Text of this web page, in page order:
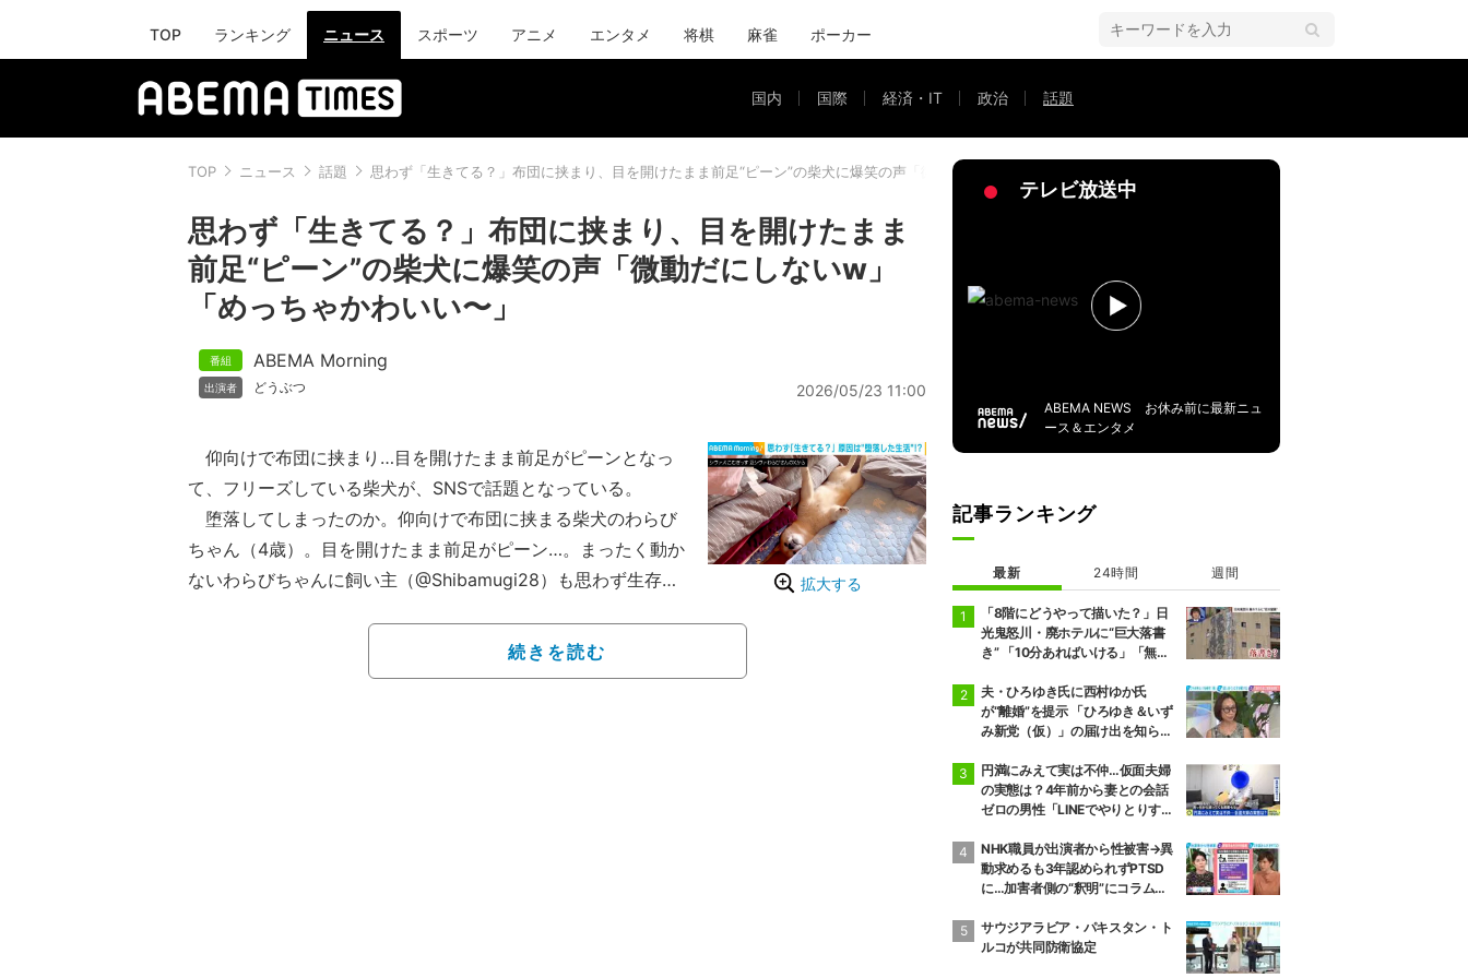
TOP ランキング ニュース スポーツ アニメ エンタメ 将棋 麻雀 ポーカー
国内 国際 経済・IT 政治 話題
TOP ニュース 話題 思わず「生きてる？」布団に挟まり、目を開けたまま前足“ピーン”の柴犬に爆笑の声「微動だにしないw」「めっちゃかわいい〜」
思わず「生きてる？」布団に挟まり、目を開けたまま
前足“ピーン”の柴犬に爆笑の声「微動だにしないw」
「めっちゃかわいい〜」
ABEMA Morning
どうぶつ 2026/05/23 11:00
拡大する
仰向けで布団に挟まり…目を開けたまま前足がピーンとなっ
て、フリーズしている柴犬が、SNSで話題となっている。
堕落してしまったのか。仰向けで布団に挟まる柴犬のわらび
ちゃん（4歳）。目を開けたまま前足がピーン…。まったく動か
ないわらびちゃんに飼い主（@Shibamugi28）も思わず生存確
態に…。ピッタリとはまって落ち着いたのか、それとも呆然と
しているのか。動こうとしないわらびちゃん。ようやく起きる
続きを読む
テレビ放送中
ABEMA NEWS お休み前に最新ニュ
ース＆エンタメ
記事ランキング
最新 24時間 週間
「8階にどうやって描いた？」日
光鬼怒川・廃ホテルに“巨大落書
き” 「10分あればいける」「無許
ィストらが見解
夫・ひろゆき氏に西村ゆか氏
が“離婚”を提示 「ひろゆき＆いず
み新党（仮）」の届け出を知らさ
態で夫婦を続けるのは無理」
円満にみえて実は不仲…仮面夫婦
の実態は？4年前から妻との会話
ゼロの男性「LINEでやりとりする
娘は寄り付いてこない」
NHK職員が出演者から性被害→異
動求めるも3年認められずPTSD
に…加害者側の“釈明”にコラムニ
織体制の問題点も指摘
サウジアラビア・パキスタン・ト
ルコが共同防衛協定